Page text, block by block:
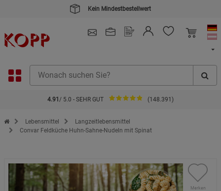
Kein Mindestbestellwert
4.91 / 5.0 - SEHR GUT (148.391)
Zur Startseite des Kopp Verlag Online-Shop
Lebensmittel
Langzeitlebensmittel
Convar Feldküche Huhn-Sahne-Nudeln mit Spinat
Merken